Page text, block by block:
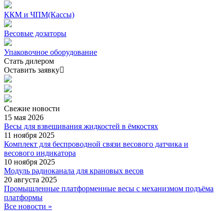
ККМ и ЧПМ(Кассы)
Весовые дозаторы
Упаковочное оборудование
Стать дилером
Оставить заявку
Свежие новости
15 мая 2026
Весы для взвешивания жидкостей в ёмкостях
11 ноября 2025
Комплект для беспроводной связи весового датчика и
весового индикатора
10 ноября 2025
Модуль радиоканала для крановых весов
20 августа 2025
Промышленные платформенные весы с механизмом подъёма
платформы
Все новости »